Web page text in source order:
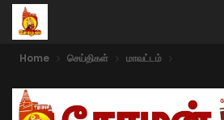
Home செய்திகள் மாவட்டம்